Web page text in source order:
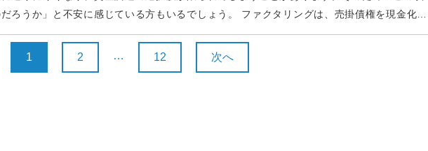
ろうか」と不安に感じている方もいるでしょう。 ファクタリングは、売掛債権を現金化す
で重視されるポイントが異なるため、債務超過でも利用できる可能性があります。 本記事
1 2 … 12 次へ